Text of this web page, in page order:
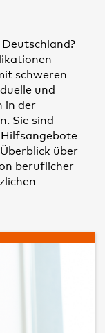
schweren
und
in der
Sie sind
über
beruflicher